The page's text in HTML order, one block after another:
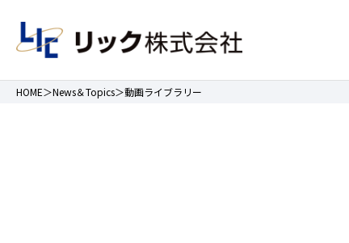
HOME News＆Topics 動画ライブラリー